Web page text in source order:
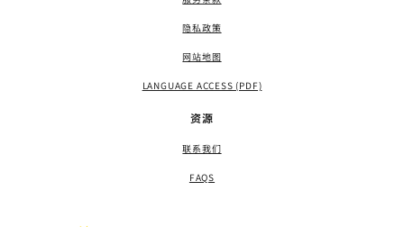
隐私政策
网站地图
LANGUAGE ACCESS (PDF)
资源
联系我们
FAQS